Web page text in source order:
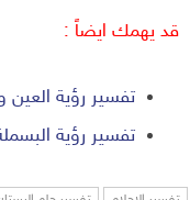
قد يهمك ايضاً :
تفسير رؤية العين
تفسير رؤية